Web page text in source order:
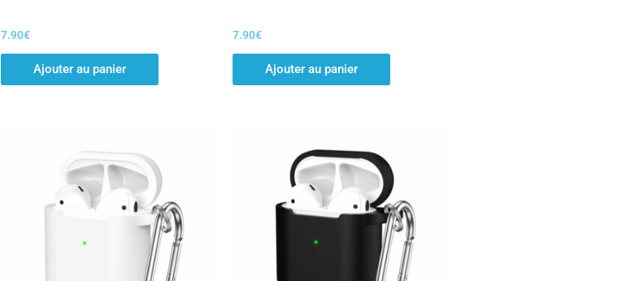
7.90€
Ajouter au panier
7.90€
Ajouter au panier